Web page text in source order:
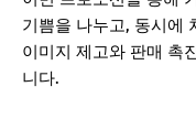
기쁨을 나누고, 동시에
이미지 제고와 판매 촉
니다.